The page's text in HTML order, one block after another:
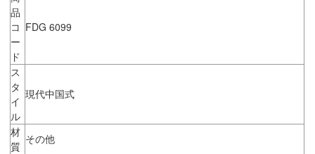
品
コ
ー
ド
FDG 6099
ス
タ
イ
ル
現代中国式
材
質
その他